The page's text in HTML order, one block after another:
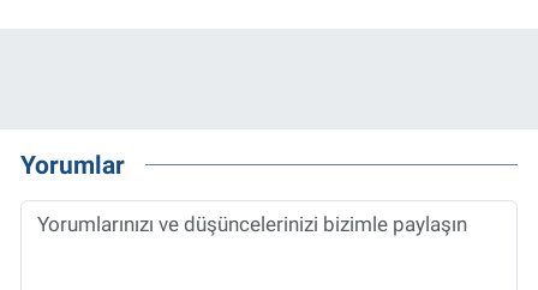
Yorumlar